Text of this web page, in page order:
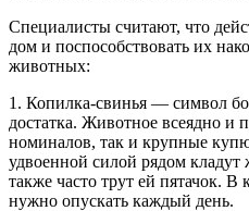
Специалисты считают, что
дом и поспособствовать их
животных:
1. Копилка-свинья — символ
достатка. Животное всеядно и
номиналов, так и крупные
удвоенной силой рядом кладут
также часто трут ей пятачок.
нужно опускать каждый день.